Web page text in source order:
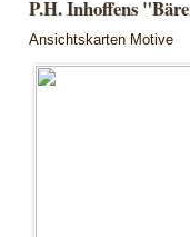
P.H. Inhoffens
Ansichtskarten Motive